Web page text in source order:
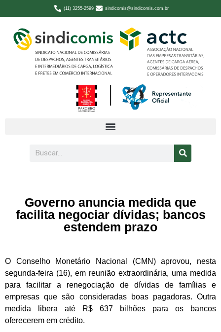
(11) 3255-2599 sindicomis@sindicomis.com.br
Governo anuncia medida que
facilita negociar dívidas; bancos
estendem prazo
O Conselho Monetário Nacional (CMN) aprovou, nesta
segunda-feira (16), em reunião extraordinária, uma medida
para facilitar a renegociação de dívidas de famílias e
empresas que são consideradas boas pagadoras. Outra
medida libera até R$ 637 bilhões para os bancos
oferecerem em crédito.